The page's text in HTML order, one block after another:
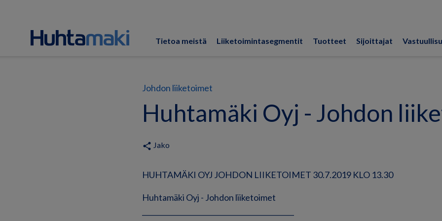
Tietoa meistä Liiketoimintasegmentit Tuotteet Sijoittajat
Johdon liiketoimet
Huhtamäki Oyj - Johdon
share Jako
HUHTAMÄKI OYJ JOHDON LIIKETOIMET 30.7.2019 KLO 13.30
Huhtamäki Oyj - Johdon liiketoimet